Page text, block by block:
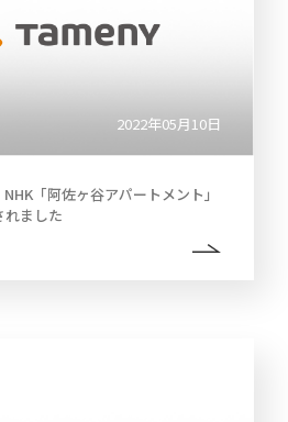
2022年05月10日
「阿佐ヶ谷アパートメント」
れました